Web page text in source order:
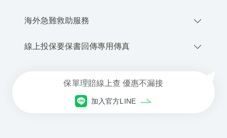
撥打網路電話
商品、投保與理賠等諮詢服務
每⽇ 21:00 ~翌⽇08:30(委外專⼈服務)
網路電話注意事項與設定下載
0800-020-345
線上申請道路救援
海外急難救助服務
+886-2-2755-1258
線上投保要保書回傳專用傳真
保單理賠線上查 優惠不漏接
加入官方LINE